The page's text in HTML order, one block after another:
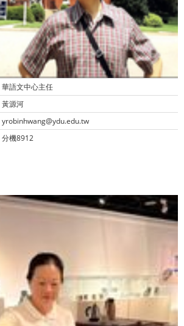
華語文中心主任
黃源河
yrobinhwang@ydu.edu.tw
分機8912